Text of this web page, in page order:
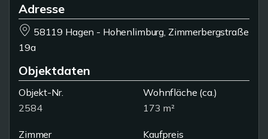
Adresse
58119 Hagen - Hohenlimburg, Zimmerbergstraße
19a
Objektdaten
Objekt-Nr.
2584
Wohnfläche (ca.)
173 m²
Zimmer
Kaufpreis